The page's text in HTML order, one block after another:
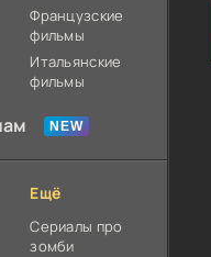
Французские
фильмы
Итальянские
фильмы
Ещё
Сериалы про
зомби